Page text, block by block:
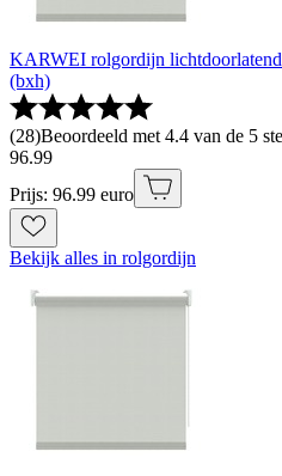
KARWEI rolgordijn
(bxh)
(28)Beoordeeld met 4.4 van de 5
96.99
Prijs: 96.99 euro
Bekijk alles in rolgordijn